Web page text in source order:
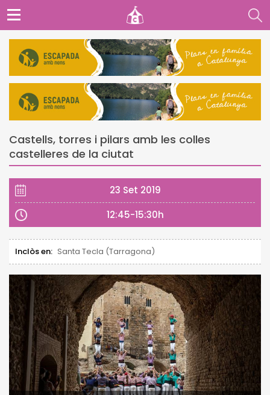
Castells, torres i pilars amb les colles
castelleres de la ciutat
23 Set 2019
12:45-15:30h
Inclòs en: Santa Tecla (Tarragona)